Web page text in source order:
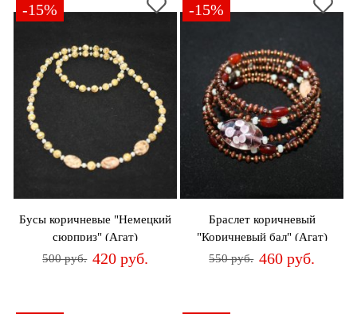
-15%
Бусы коричневые "Немецкий
сюрприз" (Агат)
500 руб. 420 руб.
-15%
Браслет коричневый
"Коричневый бал" (Агат)
550 руб. 460 руб.